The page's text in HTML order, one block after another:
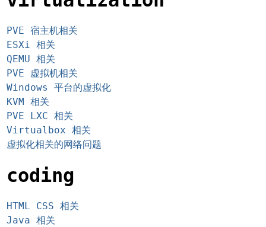
PVE 宿主机相关
ESXi 相关
QEMU 相关
PVE 虚拟机相关
Windows 平台的虚拟化
KVM 相关
PVE LXC 相关
Virtualbox 相关
虚拟化相关的网络问题
coding
HTML CSS 相关
Java 相关